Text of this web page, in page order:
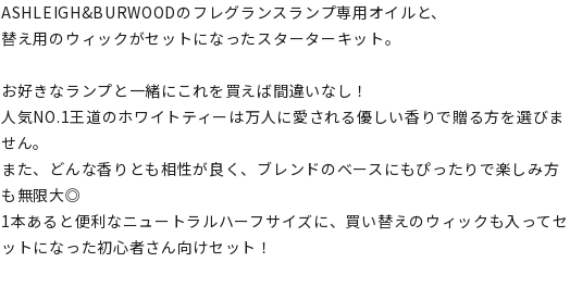
ASHLEIGH&BURWOODのフレグランスランプ専用オイルと、
替え用のウィックがセットになったスターターキット。
お好きなランプと一緒にこれを買えば間違いなし！
人気NO.1王道のホワイトティーは万人に愛される優しい香りで贈る方を選びま
せん。
また、どんな香りとも相性が良く、ブレンドのベースにもぴったりで楽しみ方
も無限大◎
1本あると便利なニュートラルハーフサイズに、買い替えのウィックも入ってセ
ットになった初心者さん向けセット！